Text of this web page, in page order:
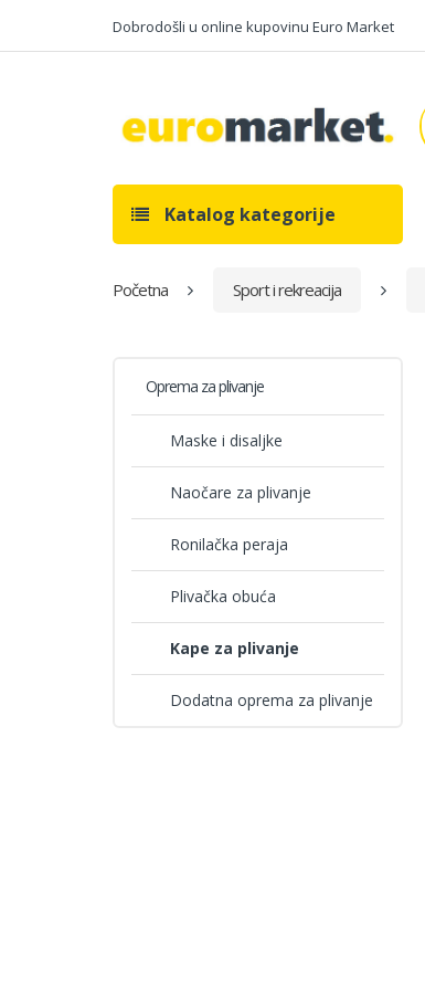
Dobrodošli u online kupovinu Euro Market
Katalog kategorije
Početna Sport i rekreacija
Oprema za plivanje
Maske i disaljke
Naočare za plivanje
Ronilačka peraja
Plivačka obuća
Kape za plivanje
Dodatna oprema za plivanje